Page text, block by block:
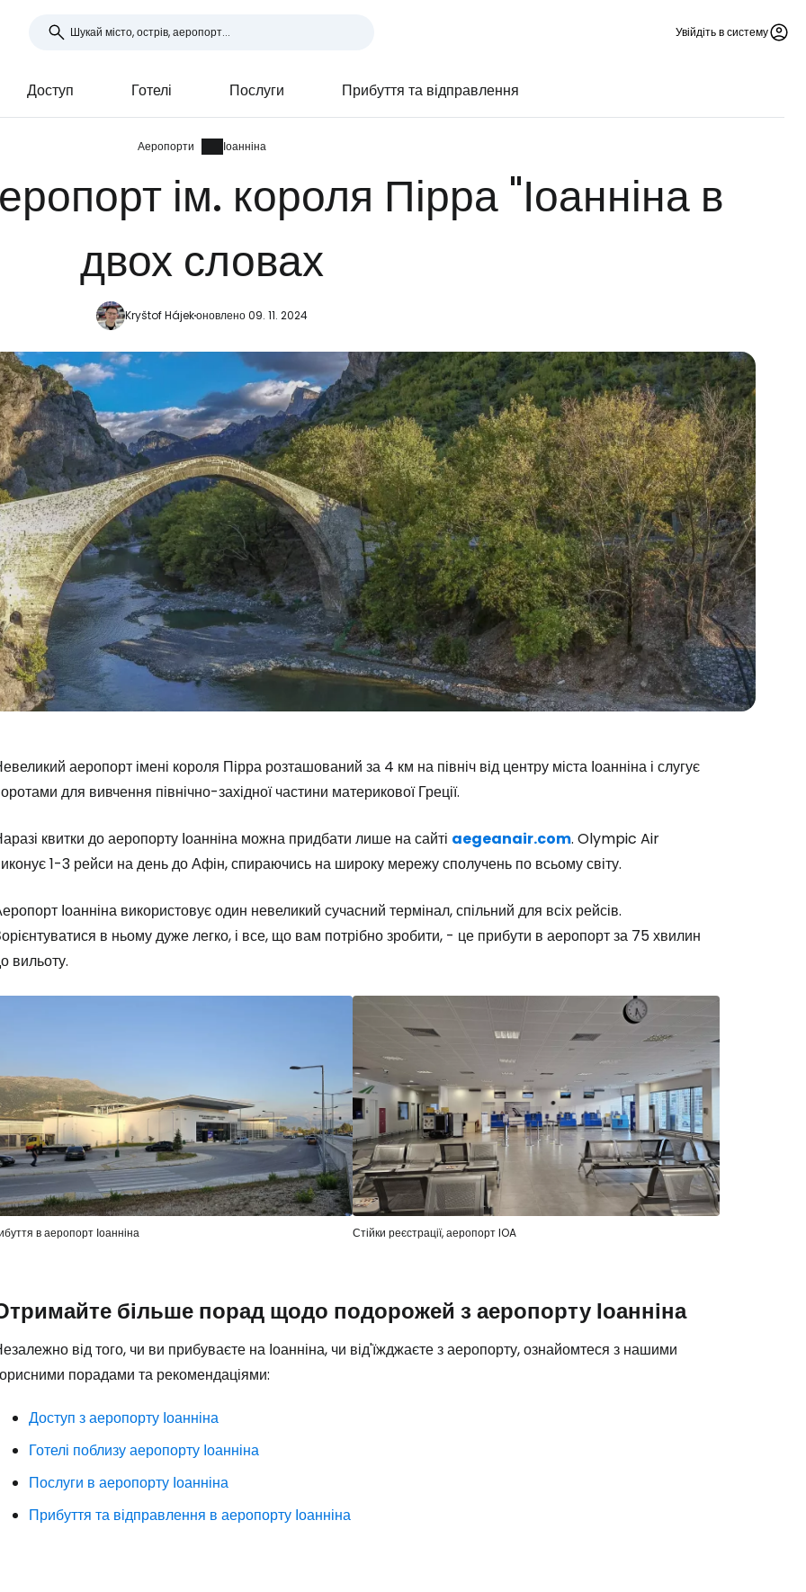
Увійдіть в систему
Доступ Готелі Послуги Прибуття та відправлення
Аеропорти Іоанніна
ім. короля Пірра "Іоанніна в
двох словах
Kryštof Hájekоновлено 09. 11. 2024
аеропорт імені короля Пірра розташований за 4 км на північ від центру міста Іоанніна і слугує
для вивчення північно-західної частини материкової Греції.
квитки до аеропорту Іоанніна можна придбати лише на сайті aegeanair.com. Olympic Air
1-3 рейси на день до Афін, спираючись на широку мережу сполучень по всьому світу.
Іоанніна використовує один невеликий сучасний термінал, спільний для всіх рейсів.
в ньому дуже легко, і все, що вам потрібно зробити, - це прибути в аеропорт за 75 хвилин
вильоту.
в аеропорт Іоанніна Стійки реєстрації, аеропорт IOA
більше порад щодо подорожей з аеропорту Іоанніна
від того, чи ви прибуваєте на Іоанніна, чи від'їжджаєте з аеропорту, ознайомтеся з нашими
порадами та рекомендаціями:
Доступ з аеропорту Іоанніна
Готелі поблизу аеропорту Іоанніна
Послуги в аеропорту Іоанніна
Прибуття та відправлення в аеропорту Іоанніна
Увійдіть до Cestee
Продовжуйте з Google
Продовжуйте у Facebook
Продовжити з email